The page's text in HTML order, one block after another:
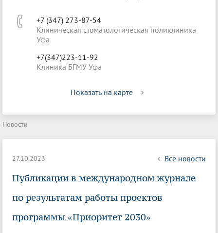
+7 (347) 273-87-54
Клиническая стоматологическая поликлиника
Уфа
+7(347)223-11-92
Клиника БГМУ Уфа
Показать на карте
Новости
27.10.2023 Все новости
Публикации в международном журнале
по результатам работы проектов
программы «Приоритет 2030»